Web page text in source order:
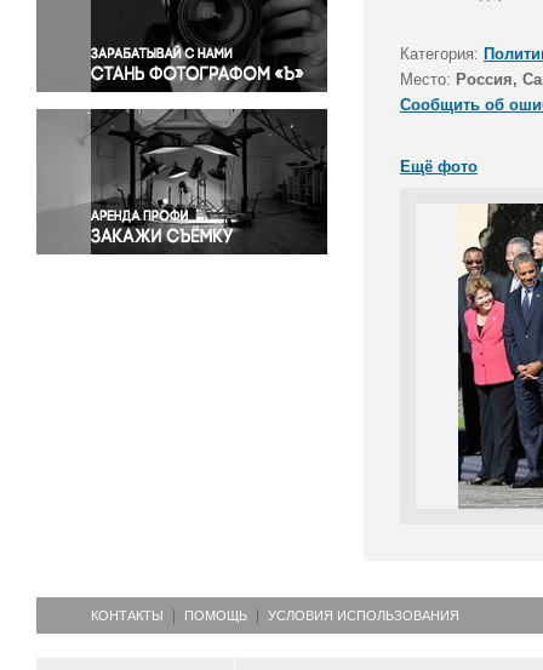
Правосудие
Происшествия и конфликты
Религия
Светская жизнь
Спорт
Экология
Экономика и бизнес
Категория:
Место: Россия,
Сообщить об
Ещё фото
КОНТАКТЫ ПОМОЩЬ УСЛОВИЯ ИСПОЛЬЗОВАНИЯ